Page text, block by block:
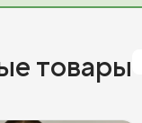
товары